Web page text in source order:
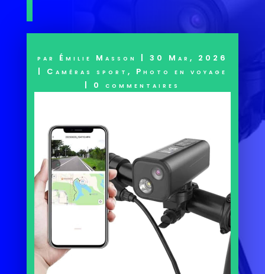
par Émilie Masson | 30 Mar, 2026
| Caméras sport , Photo en voyage
| 0 commentaires